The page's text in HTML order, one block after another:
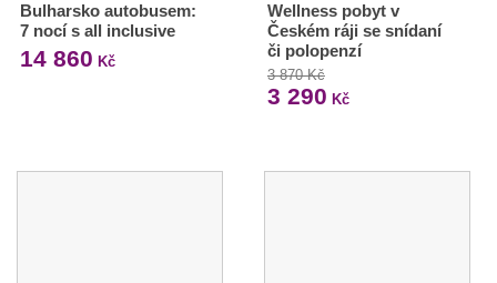
Bulharsko autobusem:
7 nocí s all inclusive
14 860 Kč
Wellness pobyt v
Českém ráji se snídaní
či polopenzí
3 870 Kč
3 290 Kč